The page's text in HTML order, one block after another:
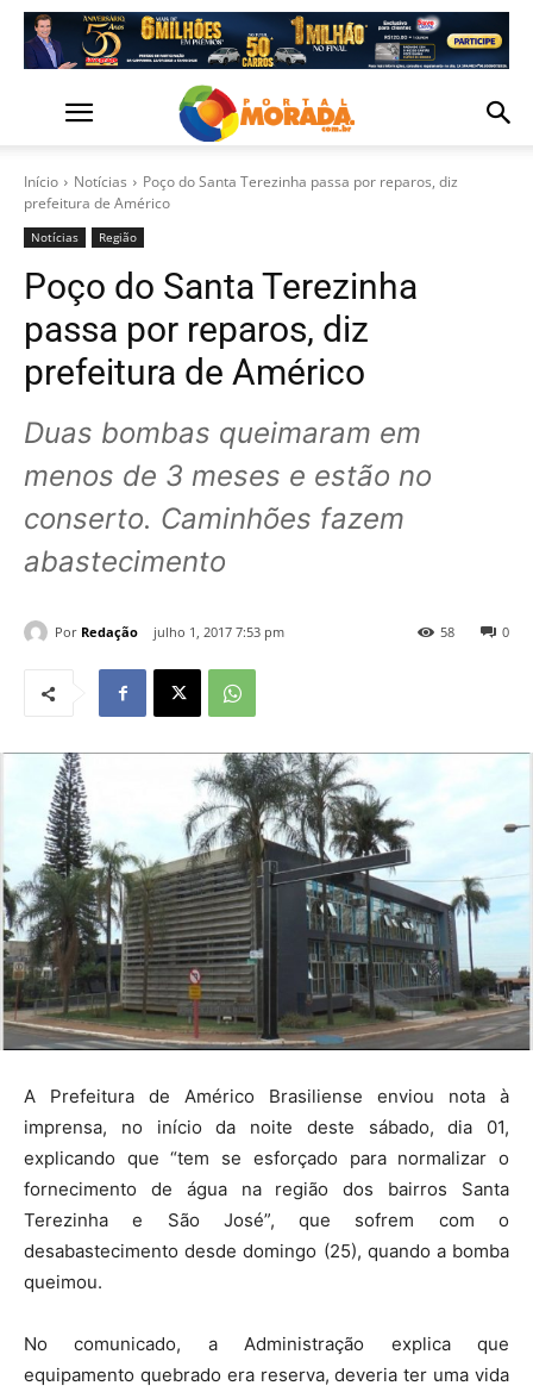
Início Notícias
Poço do Santa Terezinha passa por reparos, diz
prefeitura de Américo
Notícias Região
Poço do Santa Terezinha
passa por reparos, diz
prefeitura de Américo
Duas bombas queimaram em
menos de 3 meses e estão no
conserto. Caminhões fazem
abastecimento
Por Redação julho 1, 2017 7:53 pm 0
58
A Prefeitura de Américo Brasiliense enviou nota à
imprensa, no início da noite deste sábado, dia 01,
explicando que “tem se esforçado para normalizar o
fornecimento de água na região dos bairros Santa
Terezinha e São José”, que sofrem com o
desabastecimento desde domingo (25), quando a bomba
queimou.
No comunicado, a Administração explica que
equipamento quebrado era reserva, deveria ter uma vida